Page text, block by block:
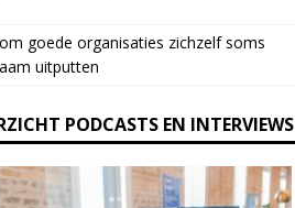
goede organisaties zichzelf soms
uitputten
PODCASTS EN INTERVIEWS